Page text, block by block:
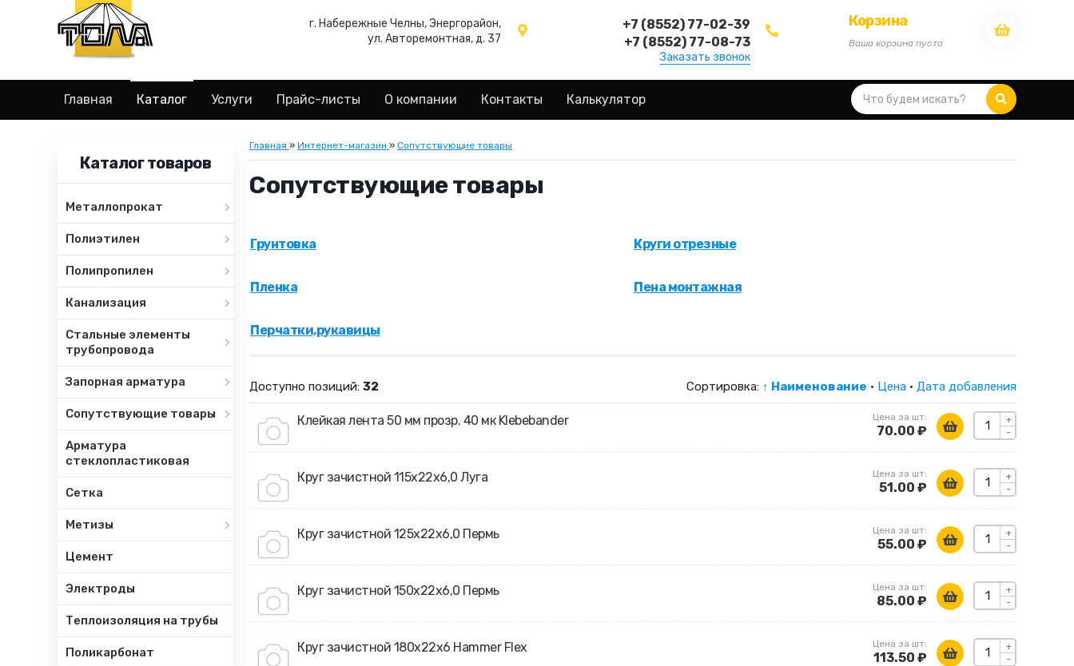
г. Набережные Челны, Энергорайон,
ул. Авторемонтная, д. 37
+7 (8552) 77-02-39
+7 (8552) 77-08-73
Заказать звонок
Корзина
Ваша корзина пуста
Главная Каталог Услуги Прайс-листы О компании Контакты Калькулятор
Каталог товаров
Металлопрокат
Полиэтилен
Полипропилен
Канализация
Стальные элементы
трубопровода
Запорная арматура
Сопутствующие товары
Арматура
стеклопластиковая
Сетка
Метизы
Цемент
Электроды
Теплоизоляция на трубы
Поликарбонат
Главная » Интернет-магазин » Сопутствующие товары
Сопутствующие товары
Грунтовка Круги отрезные
Пленка Пена монтажная
Перчатки,рукавицы
Доступно позиций: 32 Сортировка: ↑ Наименование · Цена · Дата добавления
Клейкая лента 50 мм прозр. 40 мк Klebebander +
-
Цена за шт:
70.00 ₽
Круг зачистной 115х22х6,0 Луга +
-
Цена за шт:
51.00 ₽
Круг зачистной 125х22х6,0 Пермь +
-
Цена за шт:
55.00 ₽
Круг зачистной 150х22х6,0 Пермь +
-
Цена за шт:
85.00 ₽
Круг зачистной 180х22х6 Hammer Flex +
-
Цена за шт:
113.50 ₽